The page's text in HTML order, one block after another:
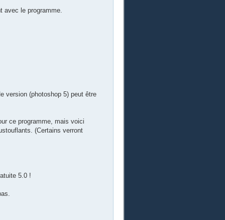
avec le programme.
version (photoshop 5) peut être
ce programme, mais voici
(Certains verront
5.0 !